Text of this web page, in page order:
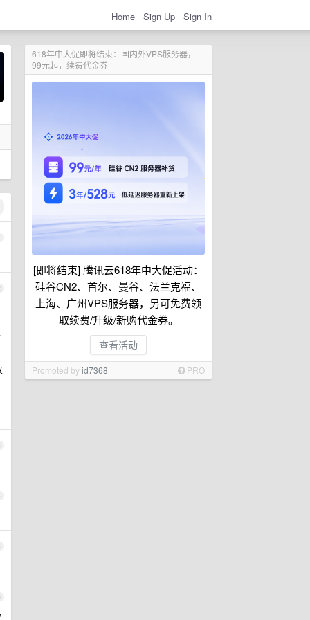
Home Sign Up Sign In
618年中大促即将结束：国内外VPS服务器，
99元起，续费代金券
[即将结束] 腾讯云618年中大促活动：
硅谷CN2、首尔、曼谷、法兰克福、
上海、广州VPS服务器，另可免费领
取续费/升级/新购代金券。
查看活动
Promoted byid7368 PRO